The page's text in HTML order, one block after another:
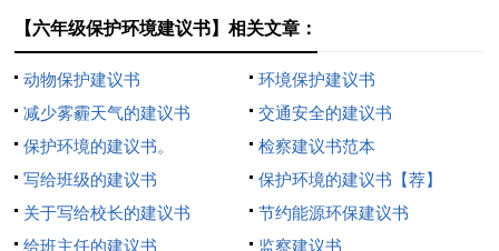
【六年级保护环境建议书】相关文章：
动物保护建议书
环境保护建议书
减少雾霾天气的建议书
交通安全的建议书
保护环境的建议书。
检察建议书范本
写给班级的建议书
保护环境的建议书【荐】
关于写给校长的建议书
节约能源环保建议书
给班主任的建议书
监察建议书